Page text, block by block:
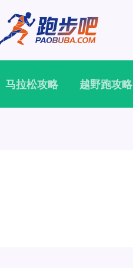
马拉松攻略 越野跑攻略